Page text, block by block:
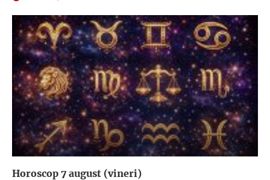
Horoscop 7 august (vineri)